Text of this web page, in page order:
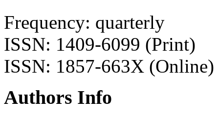
Frequency: quarterly
ISSN: 1409-6099 (Print)
ISSN: 1857-663X (Online)
Authors Info